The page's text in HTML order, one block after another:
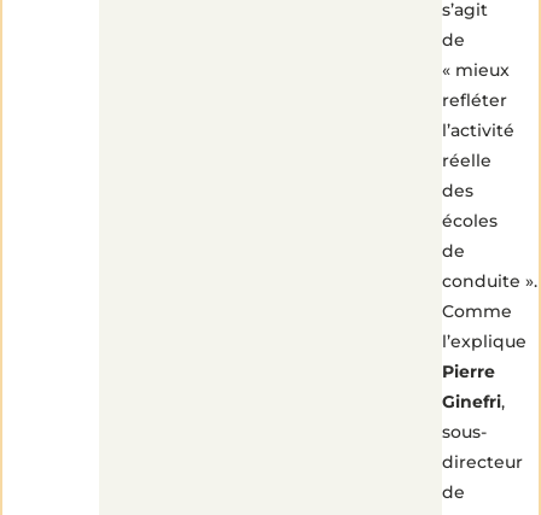
s’agit
de
« mieux
refléter
l’activité
réelle
des
écoles
de
conduite ».
Comme
l’explique
Pierre
Ginefri,
sous-
directeur
de